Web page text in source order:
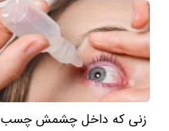
زنی که داخل چشمش چسب